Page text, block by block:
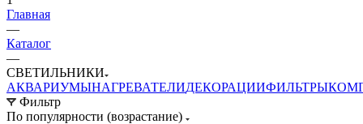
Главная
—
Каталог
—
СВЕТИЛЬНИКИ
АКВАРИУМЫНАГРЕВАТЕЛИДЕКОРАЦИИФИЛЬТРЫ
Фильтр
По популярности (возрастание)